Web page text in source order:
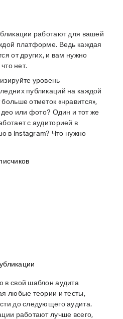
работают для вашей
платформе. Ведь каждая
от других, и вам нужно
нет.
уровень
публикаций на каждой
отметок «нравится»,
или фото? Один и тот же
с аудиторией в
в Instagram? Что нужно
в свой шаблон аудита
любые теории и тесты,
до следующего аудита.
работают лучше всего,